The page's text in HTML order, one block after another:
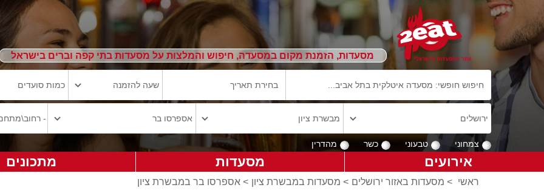
מסעדות, הזמנת מקום במסעדה, חיפוש והמלצות על מסעדות בתי קפה וברים בישראל
צמחוני טבעוני כשר מהדרין
אירועים מסעדות מתכונים
ראשי > מסעדות באזור ירושלים > מסעדות במבשרת ציון > אספרסו בר במבשרת ציון